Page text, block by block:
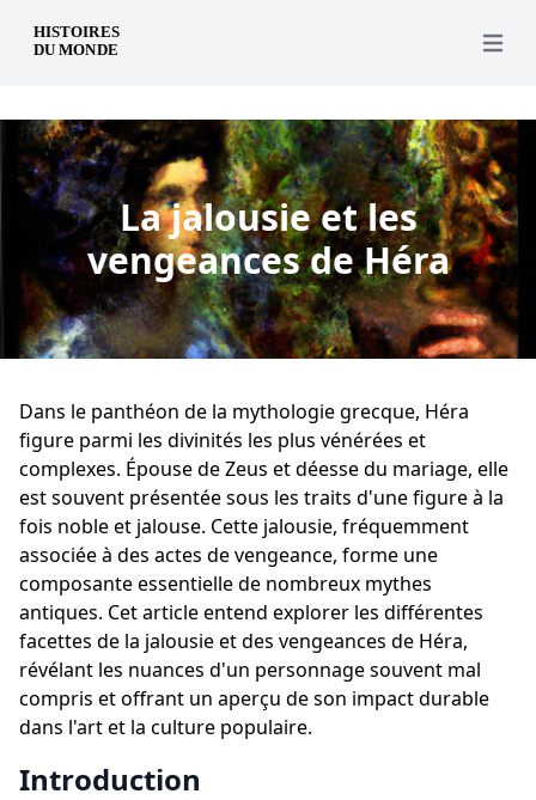
Open
La jalousie et les
vengeances de Héra
Dans le panthéon de la mythologie grecque, Héra
figure parmi les divinités les plus vénérées et
complexes. Épouse de Zeus et déesse du mariage, elle
est souvent présentée sous les traits d'une figure à la
fois noble et jalouse. Cette jalousie, fréquemment
associée à des actes de vengeance, forme une
composante essentielle de nombreux mythes
antiques. Cet article entend explorer les différentes
facettes de la jalousie et des vengeances de Héra,
révélant les nuances d'un personnage souvent mal
compris et offrant un aperçu de son impact durable
dans l'art et la culture populaire.
Introduction